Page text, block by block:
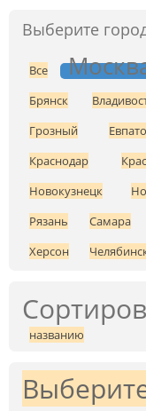
Выберите
Все
Брянск
Грозный
Краснодар
Новокузнецк
Рязань
Самара
Херсон
названию